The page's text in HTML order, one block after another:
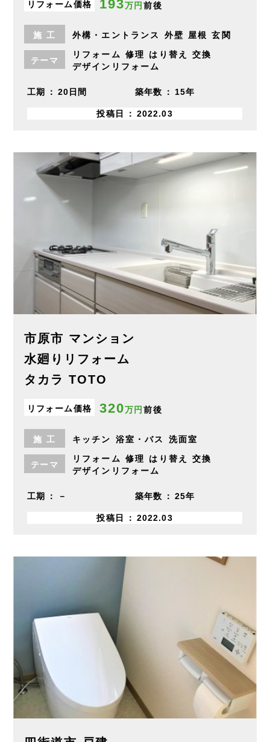
リフォーム価格 193万円 前後
施 工 外構・エントランス 外壁 屋根 玄関
テーマ
リフォーム 修理 はり替え
交換
デザインリフォーム
工期 20日間 築年数 15年
投稿日 2022.03
市原市 マンション
水廻りリフォーム
タカラ TOTO
リフォーム価格 320万円 前後
施 工 キッチン 浴室・バス 洗面室
テーマ
リフォーム 修理 はり替え
交換
デザインリフォーム
工期 － 築年数 25年
投稿日 2022.03